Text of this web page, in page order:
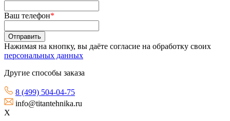
Ваш телефон*
Нажимая на кнопку, вы даёте согласие на обработку своих
персональных данных
Другие способы заказа
8 (499) 504-04-75
info@titantehnika.ru
X